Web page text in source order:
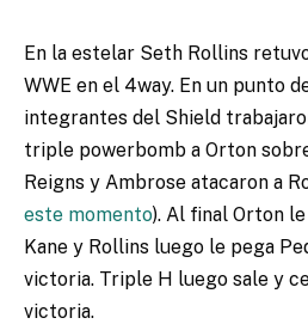
En la estelar Seth Rollins
WWE en el 4way. En un punto
integrantes del Shield
triple powerbomb a Orton
Reigns y Ambrose atacaron a
este momento). Al final Orton le
Kane y Rollins luego le pega
victoria. Triple H luego sale y
victoria.